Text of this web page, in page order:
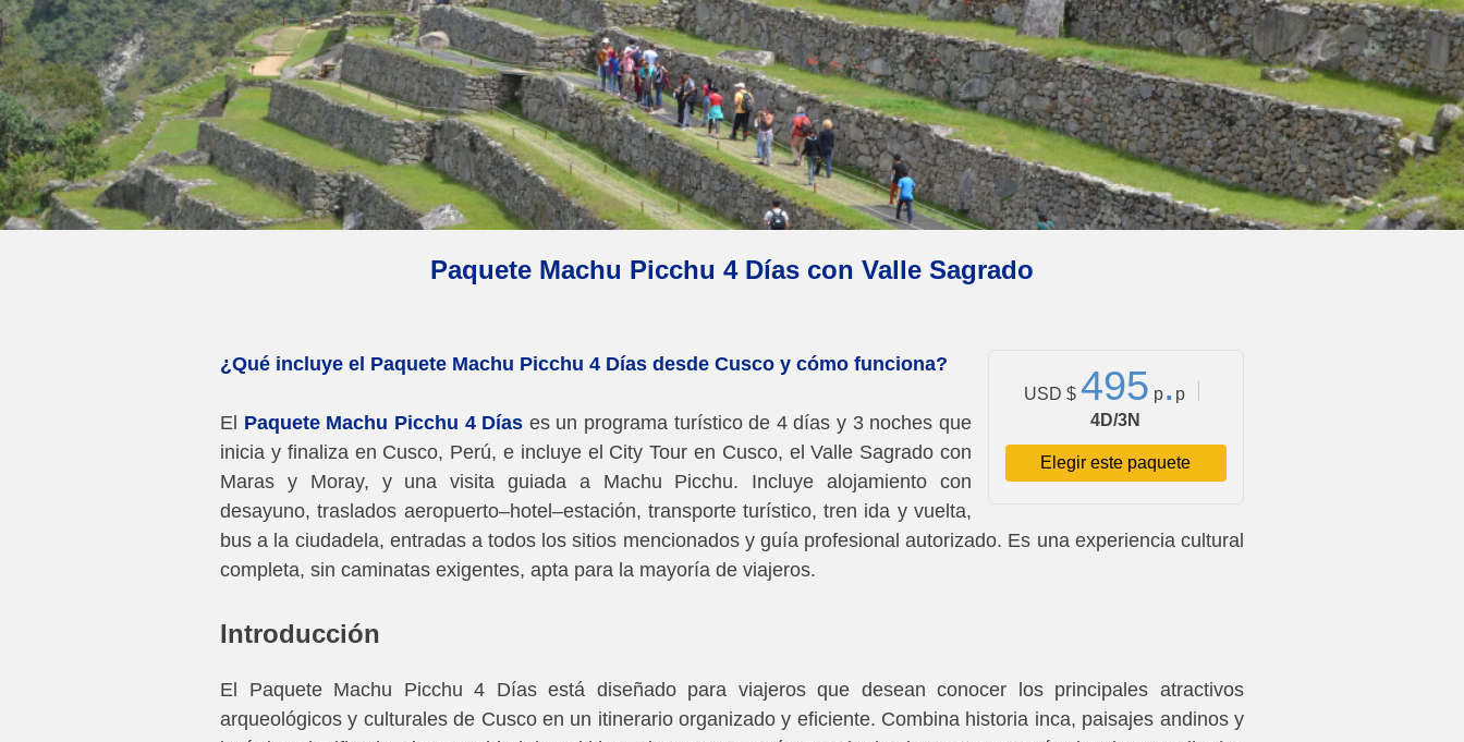
Paquete Machu Picchu 4 Días con Valle Sagrado
USD $ 495 p. p
4D/3N
Elegir este paquete
¿Qué incluye el Paquete Machu Picchu 4 Días desde Cusco y cómo funciona?
El Paquete Machu Picchu 4 Días es un programa turístico de 4 días y 3 noches que
inicia y finaliza en Cusco, Perú, e incluye el City Tour en Cusco, el Valle Sagrado con
Maras y Moray, y una visita guiada a Machu Picchu. Incluye alojamiento con
desayuno, traslados aeropuerto–hotel–estación, transporte turístico, tren ida y vuelta,
bus a la ciudadela, entradas a todos los sitios mencionados y guía profesional autorizado. Es una experiencia cultural
completa, sin caminatas exigentes, apta para la mayoría de viajeros.
Introducción
El Paquete Machu Picchu 4 Días está diseñado para viajeros que desean conocer los principales atractivos
arqueológicos y culturales de Cusco en un itinerario organizado y eficiente. Combina historia inca, paisajes andinos y